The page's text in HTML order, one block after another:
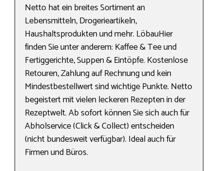
Netto hat ein breites Sortiment an
Lebensmitteln, Drogerieartikeln,
Haushaltsprodukten und mehr. LöbauHier
finden Sie unter anderem: Kaffee & Tee und
Fertiggerichte, Suppen & Eintöpfe. Kostenlose
Retouren, Zahlung auf Rechnung und kein
Mindestbestellwert sind wichtige Punkte. Netto
begeistert mit vielen leckeren Rezepten in der
Rezeptwelt. Ab sofort können Sie sich auch für
Abholservice (Click & Collect) entscheiden
(nicht bundesweit verfügbar). Ideal auch für
Firmen und Büros.